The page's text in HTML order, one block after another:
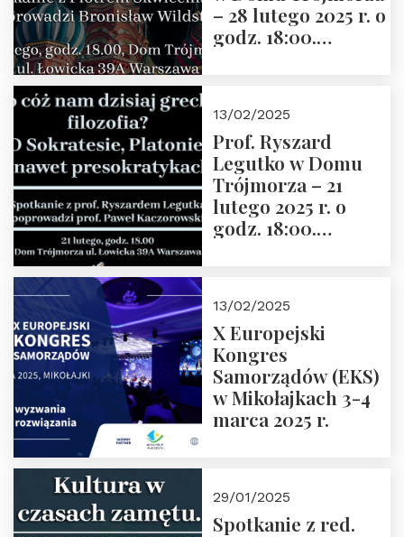
– 28 lutego 2025 r. o
godz. 18:00.
13/02/2025
Prof. Ryszard
Legutko w Domu
Trójmorza – 21
lutego 2025 r. o
godz. 18:00.
Zapraszamy
13/02/2025
X Europejski
Kongres
Samorządów (EKS)
w Mikołajkach 3-4
marca 2025 r.
29/01/2025
Spotkanie z red.